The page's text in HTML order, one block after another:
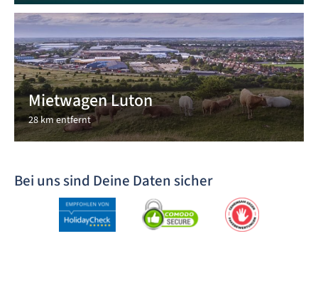
Mietwagen Luton
28 km entfernt
Bei uns sind Deine Daten sicher